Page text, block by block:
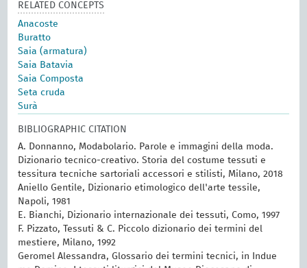
RELATED CONCEPTS
Anacoste
Buratto
Saia (armatura)
Saia Batavia
Saia Composta
Seta cruda
Surà
BIBLIOGRAPHIC CITATION
A. Donnanno, Modabolario. Parole e immagini della moda.
Dizionario tecnico-creativo. Storia del costume tessuti e
tessitura tecniche sartoriali accessori e stilisti, Milano, 2018
Aniello Gentile, Dizionario etimologico dell'arte tessile,
Napoli, 1981
E. Bianchi, Dizionario internazionale dei tessuti, Como, 1997
F. Pizzato, Tessuti & C. Piccolo dizionario dei termini del
mestiere, Milano, 1992
Geromel Alessandra, Glossario dei termini tecnici, in Indue